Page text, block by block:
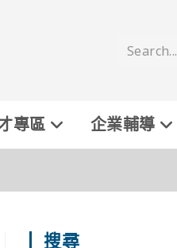
Search...
專區 企業輔導
搜尋